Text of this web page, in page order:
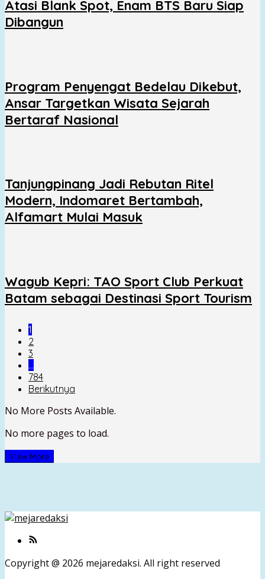
Atasi Blank Spot, Enam BTS Baru Siap
Dibangun
Program Penyengat Bedelau Dikebut,
Ansar Targetkan Wisata Sejarah
Bertaraf Nasional
Tanjungpinang Jadi Rebutan Ritel
Modern, Indomaret Bertambah,
Alfamart Mulai Masuk
Wagub Kepri: TAO Sport Club Perkuat
Batam sebagai Destinasi Sport Tourism
1
2
3
…
784
Berikutnya
No More Posts Available.
No more pages to load.
View More
Copyright @ 2026 mejaredaksi. All right reserved